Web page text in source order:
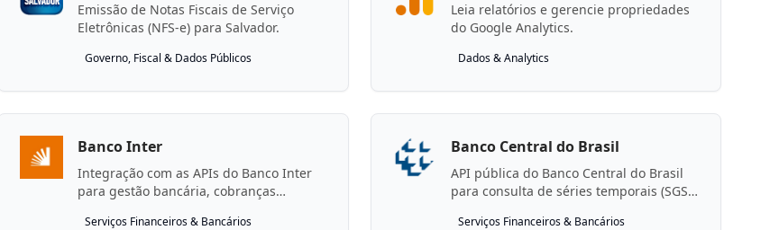
Emissão de Notas Fiscais de Serviço
Eletrônicas (NFS-e) para Salvador.
Governo, Fiscal & Dados Públicos
Leia relatórios e gerencie propriedades
do Google Analytics.
Dados & Analytics
Banco Inter
Integração com as APIs do Banco Inter
para gestão bancária, cobranças
Serviços Financeiros & Bancários
Banco Central do Brasil
API pública do Banco Central do Brasil
para consulta de séries temporais (SGS)
Serviços Financeiros & Bancários